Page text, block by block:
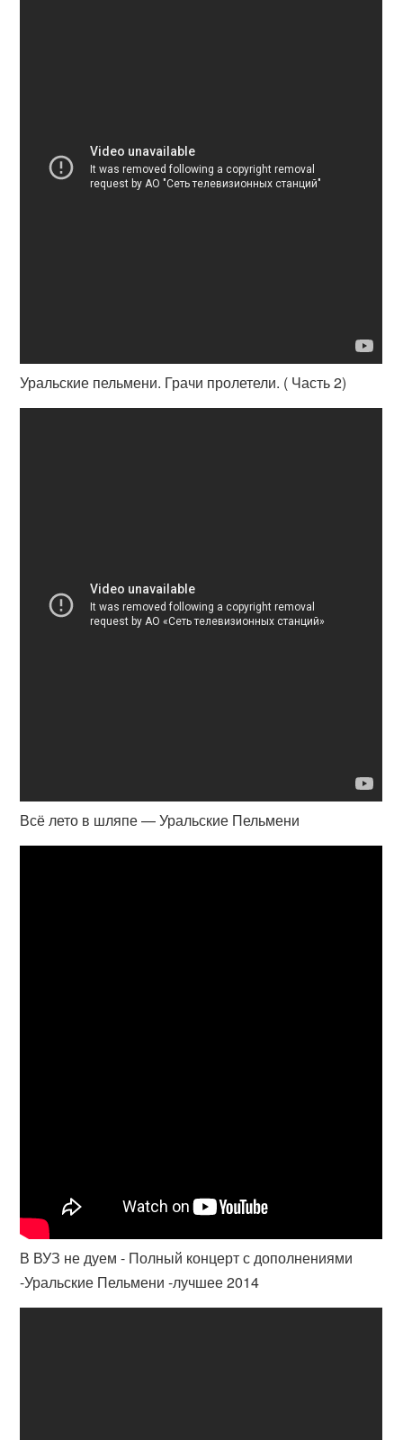
Уральские пельмени. Грачи пролетели. ( Часть 2)
Всё лето в шляпе — Уральские Пельмени
В ВУЗ не дуем - Полный концерт с дополнениями
-Уральские Пельмени -лучшее 2014